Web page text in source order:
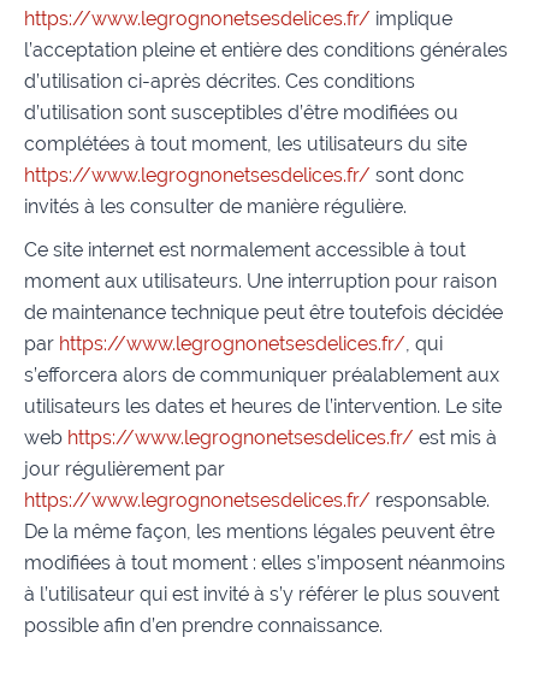
https://www.legrognonetsesdelices.fr/ implique
l’acceptation pleine et entière des conditions générales
d’utilisation ci-après décrites. Ces conditions
d’utilisation sont susceptibles d’être modifiées ou
complétées à tout moment, les utilisateurs du site
https://www.legrognonetsesdelices.fr/ sont donc
invités à les consulter de manière régulière.
Ce site internet est normalement accessible à tout
moment aux utilisateurs. Une interruption pour raison
de maintenance technique peut être toutefois décidée
par https://www.legrognonetsesdelices.fr/, qui
s’efforcera alors de communiquer préalablement aux
utilisateurs les dates et heures de l’intervention. Le site
web https://www.legrognonetsesdelices.fr/ est mis à
jour régulièrement par
https://www.legrognonetsesdelices.fr/ responsable.
De la même façon, les mentions légales peuvent être
modifiées à tout moment : elles s’imposent néanmoins
à l’utilisateur qui est invité à s’y référer le plus souvent
possible afin d’en prendre connaissance.